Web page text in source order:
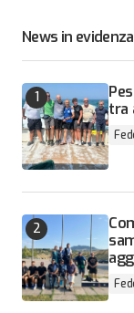
News in evidenza
tra